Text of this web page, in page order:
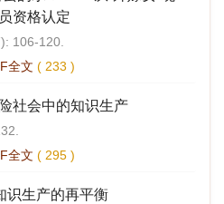
资格认定
106-120.
全文 ( 233 )
社会中的知识生产
全文 ( 295 )
识生产的再平衡